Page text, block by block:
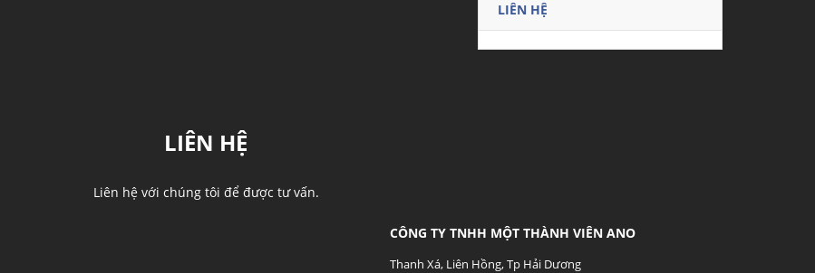
LIÊN HỆ
LIÊN HỆ
Liên hệ với chúng tôi để được tư vấn.
CÔNG TY TNHH MỘT THÀNH VIÊN ANO
Thanh Xá, Liên Hồng, Tp Hải Dương